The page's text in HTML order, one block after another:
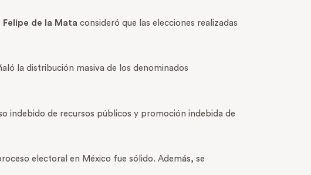
Felipe de la Mata consideró que las elecciones realizadas
la distribución masiva de los denominados
indebido de recursos públicos y promoción indebida de
electoral en México fue sólido. Además, se